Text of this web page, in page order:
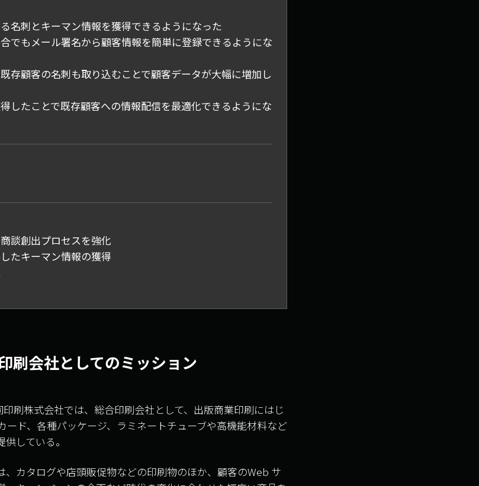
名刺とキーマン情報を獲得できるようになった
でもメール署名から顧客情報を簡単に登録できるようにな
存顧客の名刺も取り込むことで顧客データが大幅に増加し
したことで既存顧客への情報配信を最適化できるようにな
談創出プロセスを強化
たキーマン情報の獲得
刷会社としてのミッション
刷株式会社では、総合印刷会社として、出版商業印刷にはじ
ード、各種パッケージ、ラミネートチューブや高機能材料など
している。
、カタログや店頭販促物などの印刷物のほか、顧客のWeb サ